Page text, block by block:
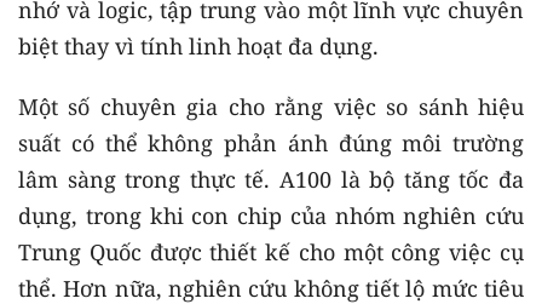
nhớ và logic, tập trung vào một lĩnh vực chuyên
biệt thay vì tính linh hoạt đa dụng.
Một số chuyên gia cho rằng việc so sánh hiệu
suất có thể không phản ánh đúng môi trường
lâm sàng trong thực tế. A100 là bộ tăng tốc đa
dụng, trong khi con chip của nhóm nghiên cứu
Trung Quốc được thiết kế cho một công việc cụ
thể. Hơn nữa, nghiên cứu không tiết lộ mức tiêu